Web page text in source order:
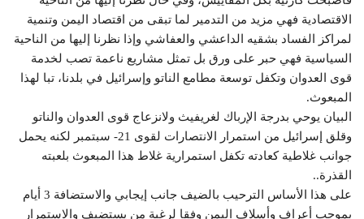
الاقتصادية فهي مزيد من التدمير لما تبقى من اقتصاد اليمن وتنمية
لمراكز الفساد بشقيه الداعشي والعفاشي وإذا نظرنا إليها من الناحية
السياسية فهي حبر على ورق بل تمثل مشاريع ناعمة تصب لخدمة
قوى العدوان وتكفل توسعة مطامع الناتو وإسرائيل في بلدنا، تبا لهذا
المبعوث.
البيان يوحي بدرجة الإرباك لغريفيث ولانزعاج قوى العدوان والناتو
وقلق إسرائيل من استمرار الانتصارات لقوى 21- سبتمبر لكنه يحمل
جوانب غلاطية كعادته تكفل استمرارية غلاط هذا المبعوث بلعبته
القذرة..
على هذا الأساس الترحيب بالضيف جانب إيجابي والاستضافة 3 أيام
بموجب أعراف وأسلاف اليمن وفقا لرغبة من يستضيف والاستمرار